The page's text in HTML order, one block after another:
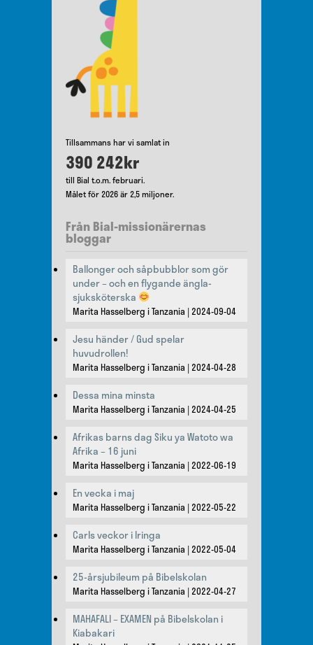
Tillsammans har vi samlat in
390 242kr
till Bial t.o.m. februari.
Målet för 2026 är 2,5 miljoner.
Från Bial-missionärernas
bloggar
Ballonger och såpbubblor som gör
under – och en flygande ängla-
sjuksköterska
Marita Hasselberg i Tanzania 2024-09-04
Jesu händer / Gud spelar
huvudrollen!
Marita Hasselberg i Tanzania 2024-04-28
Dessa mina minsta
Marita Hasselberg i Tanzania 2024-04-25
Afrikas barns dag Siku ya Watoto wa
Afrika – 16 juni
Marita Hasselberg i Tanzania 2022-06-19
En vecka i maj
Marita Hasselberg i Tanzania 2022-05-22
Carls veckor i Iringa
Marita Hasselberg i Tanzania 2022-05-04
25-årsjubileum på Bibelskolan
Marita Hasselberg i Tanzania 2022-04-27
MAHAFALI – EXAMEN på Bibelskolan i
Kiabakari